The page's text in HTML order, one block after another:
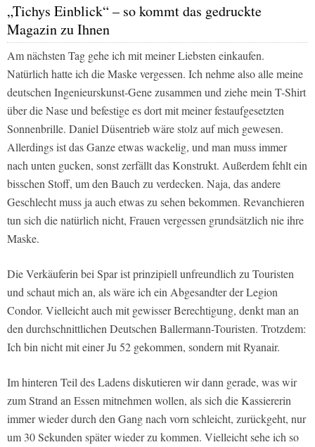
„Tichys Einblick“ – so kommt das gedruckte
Magazin zu Ihnen
Am nächsten Tag gehe ich mit meiner Liebsten einkaufen.
Natürlich hatte ich die Maske vergessen. Ich nehme also alle meine
deutschen Ingenieurskunst-Gene zusammen und ziehe mein T-Shirt
über die Nase und befestige es dort mit meiner festaufgesetzten
Sonnenbrille. Daniel Düsentrieb wäre stolz auf mich gewesen.
Allerdings ist das Ganze etwas wackelig, und man muss immer
nach unten gucken, sonst zerfällt das Konstrukt. Außerdem fehlt ein
bisschen Stoff, um den Bauch zu verdecken. Naja, das andere
Geschlecht muss ja auch etwas zu sehen bekommen. Revanchieren
tun sich die natürlich nicht, Frauen vergessen grundsätzlich nie ihre
Maske.
Die Verkäuferin bei Spar ist prinzipiell unfreundlich zu Touristen
und schaut mich an, als wäre ich ein Abgesandter der Legion
Condor. Vielleicht auch mit gewisser Berechtigung, denkt man an
den durchschnittlichen Deutschen Ballermann-Touristen. Trotzdem:
Ich bin nicht mit einer Ju 52 gekommen, sondern mit Ryanair.
Im hinteren Teil des Ladens diskutieren wir dann gerade, was wir
zum Strand an Essen mitnehmen wollen, als sich die Kassiererin
immer wieder durch den Gang nach vorn schleicht, zurückgeht, nur
um 30 Sekunden später wieder zu kommen. Vielleicht sehe ich so